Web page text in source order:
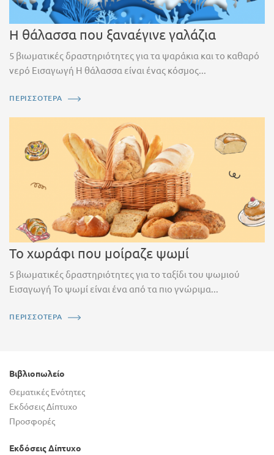
Η θάλασσα που ξαναέγινε γαλάζια
5 βιωματικές δραστηριότητες για τα ψαράκια και το καθαρό
νερό Εισαγωγή Η θάλασσα είναι ένας κόσμος...
ΠΕΡΙΣΣΟΤΕΡΑ
Το χωράφι που μοίραζε ψωμί
5 βιωματικές δραστηριότητες για το ταξίδι του ψωμιού
Εισαγωγή Το ψωμί είναι ένα από τα πιο γνώριμα...
ΠΕΡΙΣΣΟΤΕΡΑ
Βιβλιοπωλείο
Θεματικές Ενότητες
Εκδόσεις Δίπτυχο
Προσφορές
Εκδόσεις Δίπτυχο